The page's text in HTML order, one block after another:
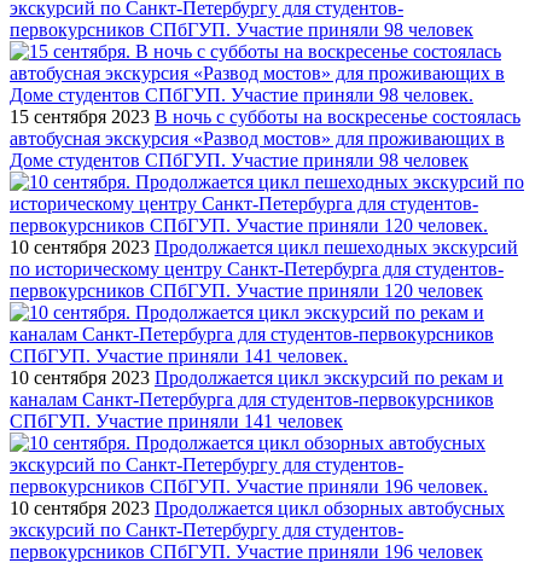
экскурсий по Санкт-Петербургу для студентов-
первокурсников СПбГУП. Участие приняли 98 человек
15 сентября 2023 В ночь с субботы на воскресенье состоялась
автобусная экскурсия «Развод мостов» для проживающих в
Доме студентов СПбГУП. Участие приняли 98 человек
10 сентября 2023 Продолжается цикл пешеходных экскурсий
по историческому центру Санкт-Петербурга для студентов-
первокурсников СПбГУП. Участие приняли 120 человек
10 сентября 2023 Продолжается цикл экскурсий по рекам и
каналам Санкт-Петербурга для студентов-первокурсников
СПбГУП. Участие приняли 141 человек
10 сентября 2023 Продолжается цикл обзорных автобусных
экскурсий по Санкт-Петербургу для студентов-
первокурсников СПбГУП. Участие приняли 196 человек